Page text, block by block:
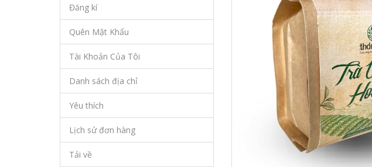
Đăng kí
Quên Mật Khẩu
Tài Khoản Của Tôi
Danh sách địa chỉ
Yêu thích
Lịch sử đơn hàng
Tải về